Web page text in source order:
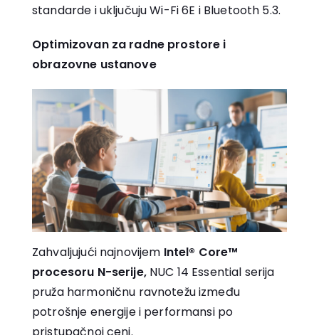
standarde i uključuju Wi-Fi 6E i Bluetooth 5.3.
Optimizovan za radne prostore i
obrazovne ustanove
Zahvaljujući najnovijem Intel® Core™
procesoru N-serije,NUC 14 Essential serija
pruža harmoničnu ravnotežu između
potrošnje energije i performansi po